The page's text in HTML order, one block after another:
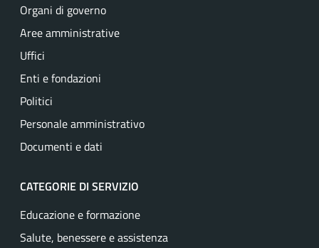
Organi di governo
Aree amministrative
Uffici
Enti e fondazioni
Politici
Personale amministrativo
Documenti e dati
CATEGORIE DI SERVIZIO
Educazione e formazione
Salute, benessere e assistenza